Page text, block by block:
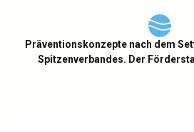
Präventionskonzepte nach dem
Spitzenverbandes. Der